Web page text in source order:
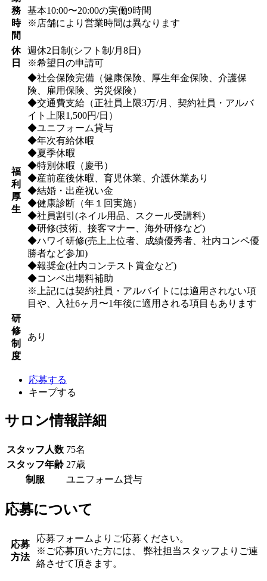
務
時
間
基本10:00〜20:00の実働9時間
※店舗により営業時間は異なります
休
日
週休2日制(シフト制/月8日)
※希望日の申請可
福
利
厚
生
◆社会保険完備（健康保険、厚生年金保険、介護保
険、雇用保険、労災保険）
◆交通費支給（正社員上限3万/月、契約社員・アルバ
イト上限1,500円/日）
◆ユニフォーム貸与
◆年次有給休暇
◆夏季休暇
◆特別休暇（慶弔）
◆産前産後休暇、育児休業、介護休業あり
◆結婚・出産祝い金
◆健康診断（年１回実施）
◆社員割引(ネイル用品、スクール受講料)
◆研修(技術、接客マナー、海外研修など)
◆ハワイ研修(売上上位者、成績優秀者、社内コンペ優
勝者など参加)
◆報奨金(社内コンテスト賞金など)
◆コンペ出場料補助
※上記には契約社員・アルバイトには適用されない項
目や、入社6ヶ月〜1年後に適用される項目もあります
研
修
制
度
あり
応募する
キープする
サロン情報詳細
スタッフ人数 75名
スタッフ年齢 27歳
制服
ユニフォーム貸与
応募について
応募
方法
応募フォームよりご応募ください。
※ご応募頂いた方には、 弊社担当スタッフよりご連
絡させて頂きます。